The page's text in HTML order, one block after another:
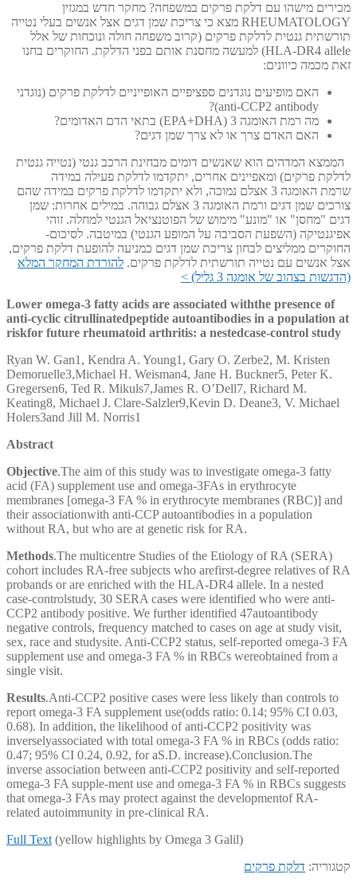
מכירים מישהו עם דלקת פרקים במשפחה? מחקר חדש במגזין
RHEUMATOLOGY מצא כי צריכת שמן דגים אצל אנשים בעלי נטייה
תורשתית גנטית לדלקת פרקים (קרוב משפחה חולה ונוכחות של אלל
HLA-DR4 allele) למעשה מחסנת אותם בפני הדלקת. החוקרים בחנו
זאת מכמה כיוונים:
האם מופיעים נוגדנים ספציפיים האופייניים לדלקת פרקים (נוגדני
anti-CCP2 antibody)?
מה רמת האומגה 3 (EPA+DHA) בתאי הדם האדומים?
האם האדם צרך או לא צרך שמן דגים?
הממצא המדהים הוא שאנשים דומים מבחינת הרכב גנטי (נטייה גנטית
לדלקת פרקים) ומאפיינים אחרים, יתקדמו לדלקת פעילה במידה
שרמת האומגה 3 אצלם נמוכה, ולא יתקדמו לדלקת פרקים במידה שהם
צורכים שמן דגים ורמת האומגה 3 אצלם גבוהה. במילים אחרות: שמן
דגים "מחסן" או "מונע" מימוש של הפוטנציאל הגנטי למחלה. זוהי
אפיגנטיקה (השפעת הסביבה על המופע הגנטי) במיטבה. לסיכום-
החוקרים ממליצים לבחון צריכת שמן דגים כמניעה להופעת דלקת פרקים,
אצל אנשים עם נטייה תורשתית לדלקת פרקים. להורדת המחקר המלא
(הדגשות בצהוב של אומגה 3 גליל) >
Lower omega-3 fatty acids are associated withthe presence of
anti-cyclic citrullinatedpeptide autoantibodies in a population at
riskfor future rheumatoid arthritis: a nestedcase-control study
Ryan W. Gan1, Kendra A. Young1, Gary O. Zerbe2, M. Kristen
Demoruelle3,Michael H. Weisman4, Jane H. Buckner5, Peter K.
Gregersen6, Ted R. Mikuls7,James R. O’Dell7, Richard M.
Keating8, Michael J. Clare-Salzler9,Kevin D. Deane3, V. Michael
Holers3and Jill M. Norris1
Abstract
Objective.The aim of this study was to investigate omega-3 fatty
acid (FA) supplement use and omega-3FAs in erythrocyte
membranes [omega-3 FA % in erythrocyte membranes (RBC)] and
their associationwith anti-CCP autoantibodies in a population
without RA, but who are at genetic risk for RA.
Methods.The multicentre Studies of the Etiology of RA (SERA)
cohort includes RA-free subjects who arefirst-degree relatives of RA
probands or are enriched with the HLA-DR4 allele. In a nested
case-controlstudy, 30 SERA cases were identified who were anti-
CCP2 antibody positive. We further identified 47autoantibody
negative controls, frequency matched to cases on age at study visit,
sex, race and studysite. Anti-CCP2 status, self-reported omega-3 FA
supplement use and omega-3 FA % in RBCs wereobtained from a
single visit.
Results.Anti-CCP2 positive cases were less likely than controls to
report omega-3 FA supplement use(odds ratio: 0.14; 95% CI 0.03,
0.68). In addition, the likelihood of anti-CCP2 positivity was
inverselyassociated with total omega-3 FA % in RBCs (odds ratio:
0.47; 95% CI 0.24, 0.92, for aS.D. increase).Conclusion.The
inverse association between anti-CCP2 positivity and self-reported
omega-3 FA supple-ment use and omega-3 FA % in RBCs suggests
that omega-3 FAs may protect against the developmentof RA-
related autoimmunity in pre-clinical RA.
Full Text (yellow highlights by Omega 3 Galil)
קטגוריה: דלקת פרקים